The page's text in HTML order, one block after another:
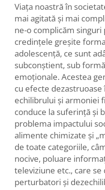
Viața noastră în
mai agitată și mai
ne-o complicăm
credințele greșite
adolescență, ce sunt
subconștient, sub
emoționale. Acestea
cu efecte dezastruoase
echilibrului și armoniei
conduce la suferință și
problema impactului
alimente chimizate și
de toate categoriile,
nocive, poluare
televiziune etc., care
perturbatori și